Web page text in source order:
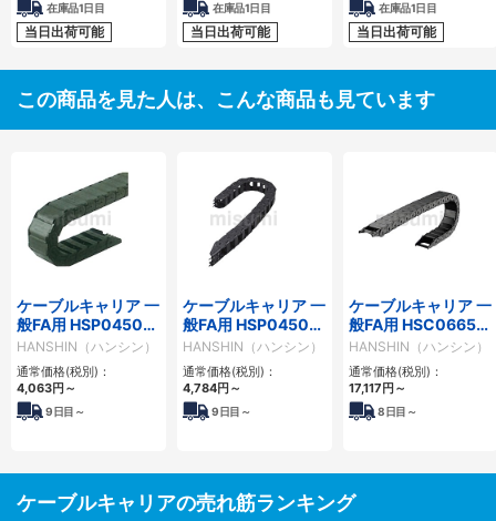
在庫品1日目
当日出荷可能
在庫品1日目
当日出荷可能
在庫品1日目
当日出荷可能
この商品を見た人は、こんな商品も見ています
ケーブルキャリア 一
般FA用 HSP0450-
1BNシリーズ
HANSHIN（ハンシン）
通常価格(税別)：
4,063円 ～
9 日目～
ケーブルキャリア 一
般FA用 HSP0450-
2BNシリーズ
［HSP0450-BN］
HANSHIN（ハンシン）
通常価格(税別)：
4,784円 ～
9 日目～
ケーブルキャリア 一
般FA用 HSC0665シ
リーズ
HANSHIN（ハンシン）
通常価格(税別)：
17,117 円 ～
8 日目～
ケーブルキャリアの売れ筋ランキング